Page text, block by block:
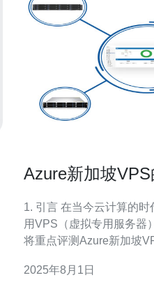
Azure新加坡
1. 引言 在当今云计算的时代，越来越多的用户选择使
用VPS（虚拟专用服务器
将重点评测Azure新加坡
使用这一服务。 2. 创建Azure账户 要使用Azure的新
2025年8月1日